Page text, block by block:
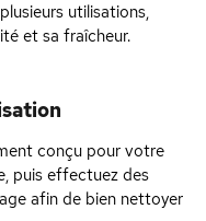
utilisations,
et sa fraîcheur.
conçu pour votre
puis effectuez des
afin de bien nettoyer